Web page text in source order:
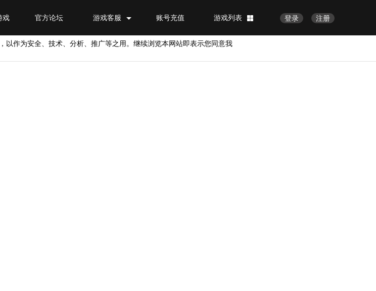
注册
登录
游戏列表
账号充值
游戏客服
官方论坛
戏
，以作为安全、技术、分析、推广等之用。继续浏览本网站即表示您同意我